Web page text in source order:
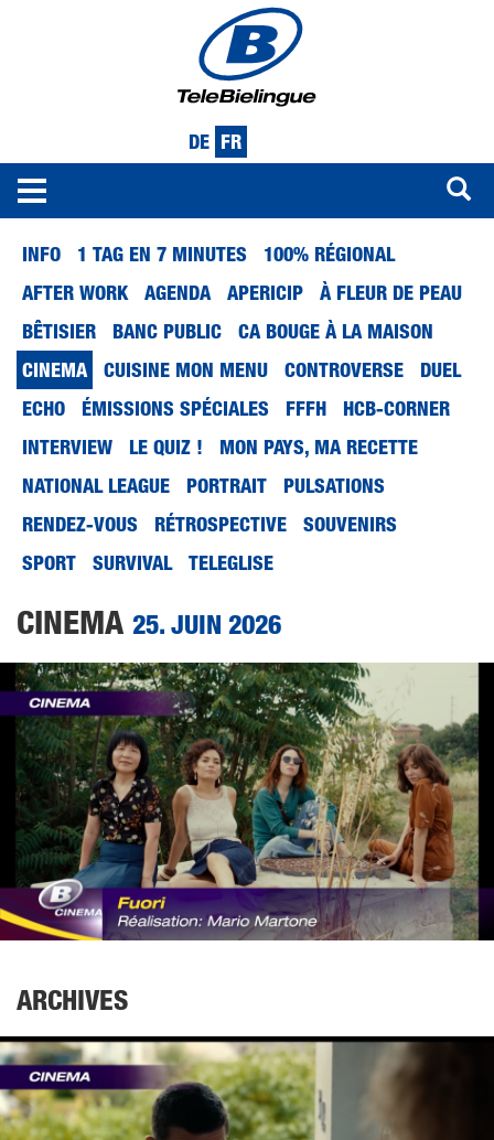
principal
DE FR
INFO 1 TAG EN 7 MINUTES
100% RÉGIONAL
AFTER WORK
AGENDA APERICIP
À FLEUR DE PEAU
BÊTISIER
BANC PUBLIC
CA BOUGE À LA MAISON
CINEMA
CUISINE MON MENU CONTROVERSE
DUEL
ECHO
ÉMISSIONS SPÉCIALES FFFH
HCB-CORNER
INTERVIEW
LE QUIZ !
MON PAYS, MA RECETTE
NATIONAL LEAGUE
PORTRAIT
PULSATIONS
RENDEZ-VOUS
RÉTROSPECTIVE
SOUVENIRS
SPORT
SURVIVAL TELEGLISE
CINEMA 25. JUIN 2026
ARCHIVES